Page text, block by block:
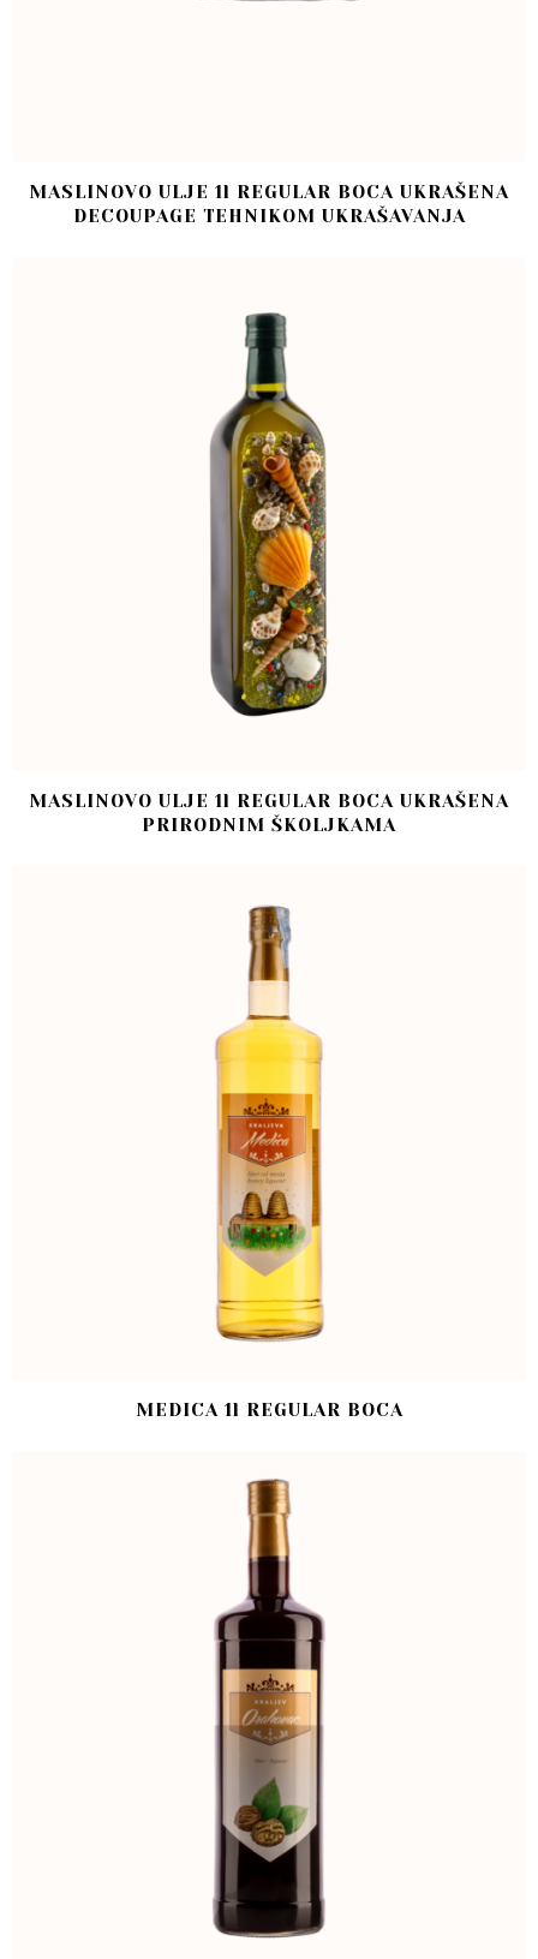
MASLINOVO ULJE 1l REGULAR BOCA UKRAŠENA
DECOUPAGE TEHNIKOM UKRAŠAVANJA
MASLINOVO ULJE 1l REGULAR BOCA UKRAŠENA
PRIRODNIM ŠKOLJKAMA
MEDICA 1l REGULAR BOCA